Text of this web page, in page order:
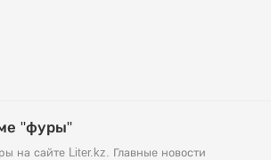
"фуры"
на сайте Liter.kz. Главные новости